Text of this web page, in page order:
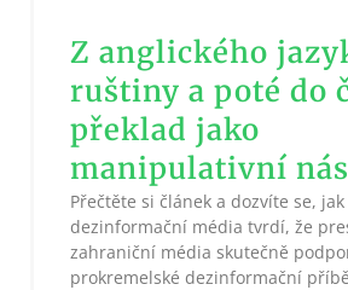
Z anglického
ruštiny a poté do
překlad jako
manipulativní
Přečtěte si článek a dozvíte se,
dezinformační média tvrdí, že
zahraniční média skutečně
prokremelské dezinformační